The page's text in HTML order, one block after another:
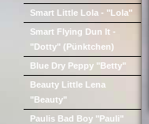
Smart Little Lola - "Lola"
Smart Flying Dun It -
"Dotty" (Pünktchen)
Blue Dry Peppy "Betty"
Beauty Little Lena
"Beauty"
Paulis Bad Boy "Pauli"